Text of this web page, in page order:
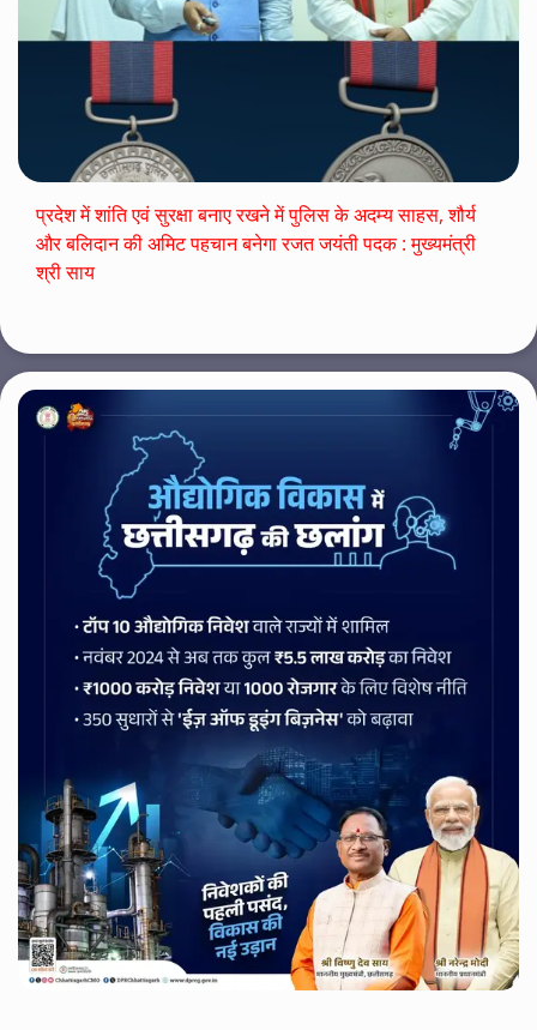
प्रदेश में शांति एवं सुरक्षा बनाए रखने में पुलिस के अदम्य साहस, शौर्य
और बलिदान की अमिट पहचान बनेगा रजत जयंती पदक : मुख्यमंत्री
श्री साय